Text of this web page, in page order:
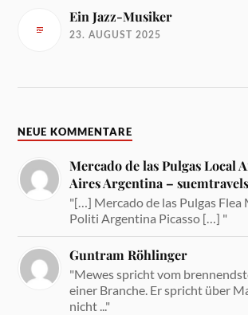
Ein Jazz-Musiker
23. AUGUST 2025
NEUE KOMMENTARE
Mercado de las Pulgas Local
Aires Argentina – suemtravels
"[…] Mercado de las Pulgas
Politi Argentina Picasso […] "
Guntram Röhlinger
"Mewes spricht vom
einer Branche. Er spricht über
nicht ..."